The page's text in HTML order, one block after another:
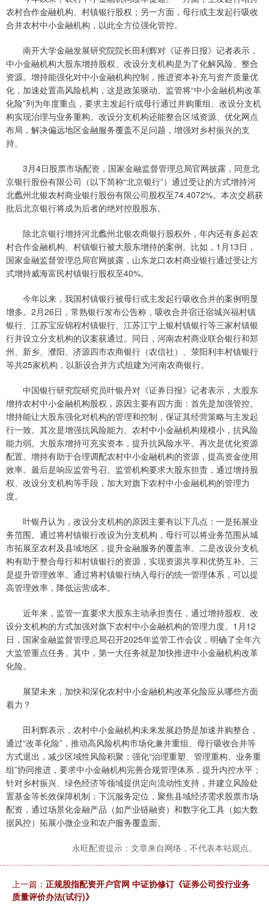
农村合作金融机构、村镇银行股权；另一方面，母行或主发起行吸收
合并农村中小金融机构，以此全方位强化管控。
南开大学金融发展研究院院长田利辉对《证券日报》记者表示，
中小金融机构大股东增持股权、改设分支机构是为了化解风险、整合
资源。增持能强化对中小金融机构控制，推进资本补充与资产质量优
化，加速处置高风险机构，这是政策驱动。监管将“中小金融机构改革
化险”列为年度重点，要求主发起行或母行通过并购重组、改设分支机
构实现治理与业务重构。改设分支机构还能整合区域资源、优化网点
布局，解决偏远地区金融服务覆盖不足问题，增强对乡村振兴的支
持。
3月4日股票市场配资，国家金融监督管理总局官网披露，同意北
京银行股份有限公司（以下简称“北京银行”）通过受让的方式增持河
北蠡州北银农村商业银行股份有限公司股权至74.4072%。本次交易获
批后北京银行将成为后者的绝对控股股东。
除北京银行增持河北蠡州北银农商银行股权外，年内还有多起农
村合作金融机构、村镇银行被大股东增持的案例。比如，1月13日，
国家金融监督管理总局官网披露，山东龙口农村商业银行通过受让方
式增持威海富民村镇银行股权至40%。
今年以来，我国村镇银行被母行或主发起行吸收合并的案例明显
增多。2月26日，常熟银行发布公告称，吸收合并宿迁宿城兴福村镇
银行、江苏宝应锦程村镇银行、江苏江宁上银村镇银行等三家村镇银
行并设立分支机构的议案获通过。同日，河南农村商业联合银行和郑
州、新乡、濮阳、济源四市农商银行（农信社）、荥阳利丰村镇银行
等共25家机构，以新设合并方式组建为河南农商银行。
中国银行研究院研究员叶银丹对《证券日报》记者表示，大股东
增持农村中小金融机构股权，原因主要有四方面：首先是加强管控。
增持能让大股东强化对机构的管理和控制，保证其经营策略与主发起
行一致。其次是增强抗风险能力。农村中小金融机构规模小，抗风险
能力弱。大股东增持可充实资本，提升抗风险水平。再次是优化资源
配置。增持有助于合理调配农村中小金融机构的资源，提高资金使用
效率。最后是响应监管号召。监管机构要求大股东担责，通过增持股
权、改设分支机构等手段，加大对旗下农村中小金融机构的管理力
度。
叶银丹认为，改设分支机构的原因主要有以下几点：一是拓展业
务范围。通过将村镇银行改设为分支机构，母行可以将业务范围从城
市拓展至农村及县域地区，提升金融服务的覆盖率。二是改设分支机
构有助于整合母行和村镇银行的资源，实现资源共享和优势互补。三
是提升管理效率。通过将村镇银行纳入母行的统一管理体系，可以提
高管理效率，降低运营成本。
近年来，监管一直要求大股东主动承担责任，通过增持股权、改
设分支机构的方式加强对旗下农村中小金融机构的管理力度。1月12
日，国家金融监督管理总局召开2025年监管工作会议，明确了全年六
大监管重点任务。其中，第一大任务就是加快推进中小金融机构改革
化险。
展望未来，加快和深化农村中小金融机构改革化险应从哪些方面
着力？
田利辉表示，农村中小金融机构未来发展趋势是加速并购整合，
通过“改革化险”，推动高风险机构市场化兼并重组、母行吸收合并等
方式退出，减少区域性风险积聚；强化“治理重塑、管理重构、业务重
组”协同推进，要求中小金融机构完善合规管理体系，提升内控水平；
针对乡村振兴、绿色经济等领域提供定向流动性支持，并建立风险处
置基金等长效保障机制；下沉服务定位，聚焦县域经济需求股票市场
配资，通过场景化金融产品（如产业链融资）和数字化工具（如大数
据风控）拓展小微企业和农户服务覆盖面。
永旺配资提示：文章来自网络，不代表本站观点。
上一篇： 正规股指配资开户官网 中证协修订《证券公司投行业务
质量评价办法(试行)》